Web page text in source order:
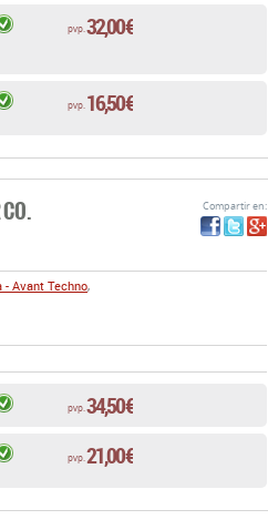
pvp. 32,00 €
pvp. 16,50 €
- Avant Techno,
Compartir en:
pvp. 34,50 €
pvp. 21,00 €